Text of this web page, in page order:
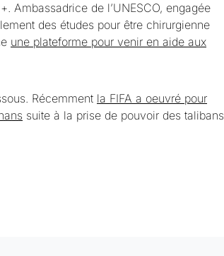
Ambassadrice de l’UNESCO, engagée
des études pour être chirurgienne
une plateforme pour venir en aide aux
Récemment la FIFA a oeuvré pour
suite à la prise de pouvoir des talibans